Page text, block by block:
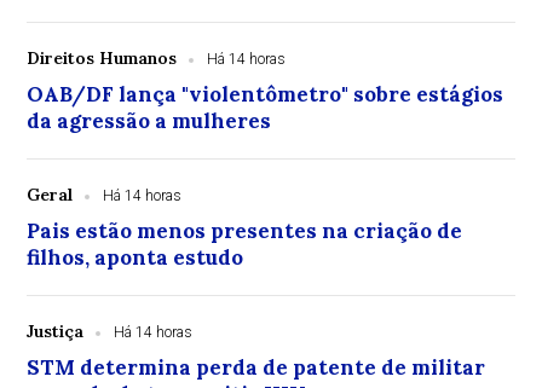
Direitos Humanos Há 14 horas
OAB/DF lança "violentômetro" sobre estágios
da agressão a mulheres
Geral Há 14 horas
Pais estão menos presentes na criação de
filhos, aponta estudo
Justiça Há 14 horas
STM determina perda de patente de militar